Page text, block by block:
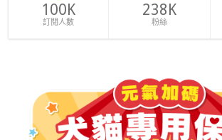
100K
訂閱人數
238K
粉絲